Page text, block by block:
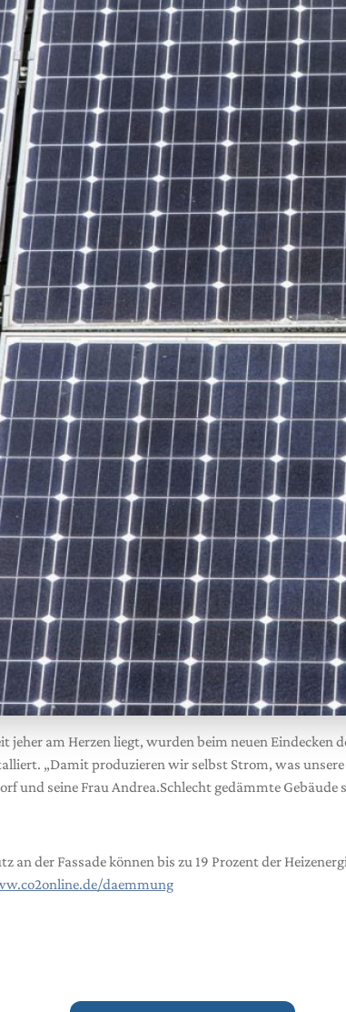
jeher am Herzen liegt, wurden beim neuen Eindecken
„Damit produzieren wir selbst Strom, was unsere
und seine Frau Andrea.Schlecht gedämmte Gebäude
an der Fassade können bis zu 19 Prozent der
daemmung